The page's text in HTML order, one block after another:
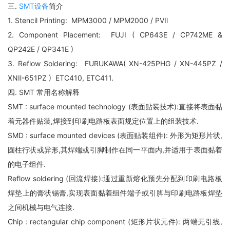
三. SMT设备简介
1. Stencil Printing:  MPM3000 / MPM2000 / PVⅡ
2. Component Placement:  FUJI ( CP643E / CP742ME &
QP242E / QP341E )
3. Reflow Soldering:  FURUKAWA( XN-425PHG / XN-445PZ /
XNⅡ-651PZ )  ETC410, ETC411.
四. SMT 常用名称解释
SMT : surface mounted technology (表面贴装技术):直接将表面黏
着元器件贴装,焊接到印刷电路板表面规定位置上的组装技术.
SMD : surface mounted devices (表面贴装组件): 外形为矩形片状,
圆柱行状或异形,其焊端或引脚制作在同一平面内,并适用于表面黏着
的电子组件.
Reflow soldering (回流焊接):通过重新熔化预先分配到印刷电路板
焊垫上的膏状锡膏,实现表面黏着组件端子或引脚与印刷电路板焊垫
之间机械与电气连接.
Chip : rectangular chip component (矩形片状元件): 两端无引线,